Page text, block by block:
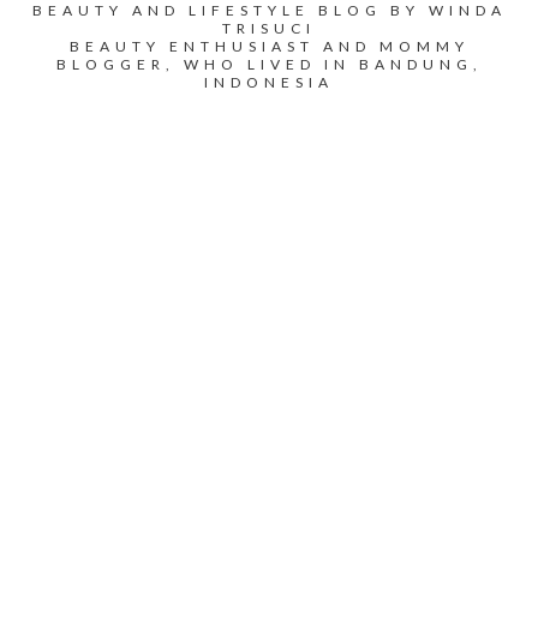
BEAUTY AND LIFESTYLE BLOG BY WINDA
TRISUCI
BEAUTY ENTHUSIAST AND MOMMY
BLOGGER, WHO LIVED IN BANDUNG,
INDONESIA